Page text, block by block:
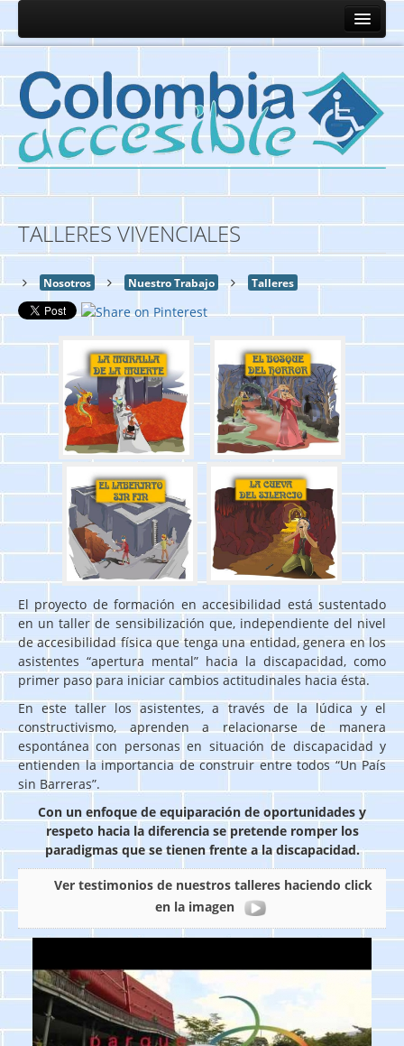
TALLERES VIVENCIALES
Nosotros Nuestro Trabajo Talleres
El proyecto de formación en accesibilidad está sustentado
en un taller de sensibilización que, independiente del nivel
de accesibilidad física que tenga una entidad, genera en los
asistentes “apertura mental” hacia la discapacidad, como
primer paso para iniciar cambios actitudinales hacia ésta.
En este taller los asistentes, a través de la lúdica y el
constructivismo, aprenden a relacionarse de manera
espontánea con personas en situación de discapacidad y
entienden la importancia de construir entre todos “Un País
sin Barreras”.
Con un enfoque de equiparación de oportunidades y
respeto hacia la diferencia se pretende romper los
paradigmas que se tienen frente a la discapacidad.
Ver testimonios de nuestros talleres haciendo click
en la imagen